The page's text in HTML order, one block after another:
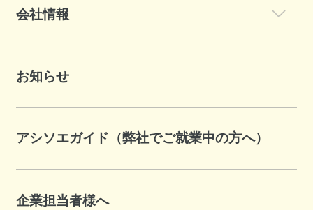
会社情報
お知らせ
アシソエガイド（弊社でご就業中の方へ）
企業担当者様へ